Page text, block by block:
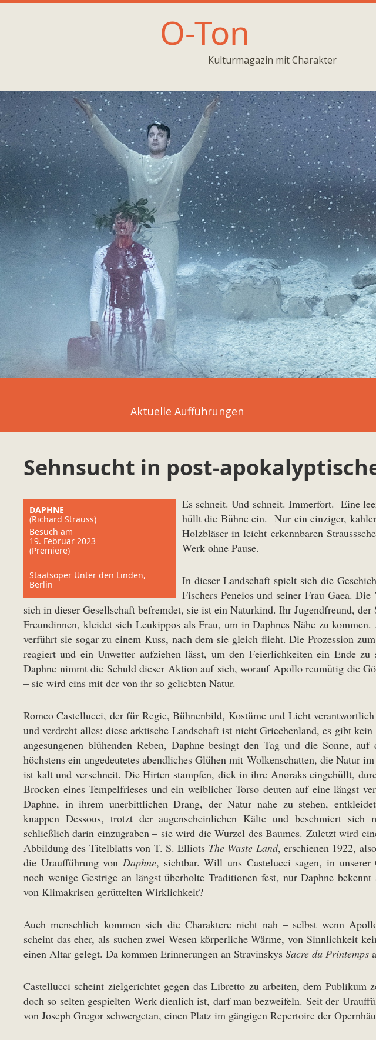
O-Ton
Kulturmagazin mit Charakter
Aktuelle Aufführungen
Sehnsucht in post-
DAPHNE
(Richard Strauss)
Besuch am
19. Februar 2023
(Premiere)
Staatsoper Unter den Linden,
Berlin
Es schneit. Und schneit. Immerfort. Eine
hüllt die Bühne ein. Nur ein einziger,
Holzbläser in leicht erkennbaren
Werk ohne Pause.
In dieser Landschaft spielt sich die
Fischers Peneios und seiner Frau Gaea.
sich in dieser Gesellschaft befremdet, sie ist ein Naturkind. Ihr Jugendfreund,
Freundinnen, kleidet sich Leukippos als Frau, um in Daphnes Nähe zu
verführt sie sogar zu einem Kuss, nach dem sie gleich flieht. Die Prozession
reagiert und ein Unwetter aufziehen lässt, um den Feierlichkeiten ein Ende
Daphne nimmt die Schuld dieser Aktion auf sich, worauf Apollo reumütig die
– sie wird eins mit der von ihr so geliebten Natur.
Romeo Castellucci, der für Regie, Bühnenbild, Kostüme und Licht
und verdreht alles: diese arktische Landschaft ist nicht Griechenland, es gibt
angesungenen blühenden Reben, Daphne besingt den Tag und die Sonne, auf
höchstens ein angedeutetes abendliches Glühen mit Wolkenschatten, die Natur
ist kalt und verschneit. Die Hirten stampfen, dick in ihre Anoraks eingehüllt,
Brocken eines Tempelfrieses und ein weiblicher Torso deuten auf eine längst
Daphne, in ihrem unerbittlichen Drang, der Natur nahe zu stehen,
knappen Dessous, trotzt der augenscheinlichen Kälte und beschmiert
schließlich darin einzugraben – sie wird die Wurzel des Baumes. Zuletzt wird
Abbildung des Titelblatts von T. S. Elliots The Waste Land, erschienen 1922,
die Uraufführung von Daphne, sichtbar. Will uns Castelucci sagen, in unserer
noch wenige Gestrige an längst überholte Traditionen fest, nur Daphne
von Klimakrisen gerüttelten Wirklichkeit?
Auch menschlich kommen sich die Charaktere nicht nah – selbst wenn
scheint das eher, als suchen zwei Wesen körperliche Wärme, von Sinnlichkeit
einen Altar gelegt. Da kommen Erinnerungen an Stravinskys Sacre du Printemps
Castellucci scheint zielgerichtet gegen das Libretto zu arbeiten, dem Publikum
doch so selten gespielten Werk dienlich ist, darf man bezweifeln. Seit der
von Joseph Gregor schwergetan, einen Platz im gängigen Repertoire der